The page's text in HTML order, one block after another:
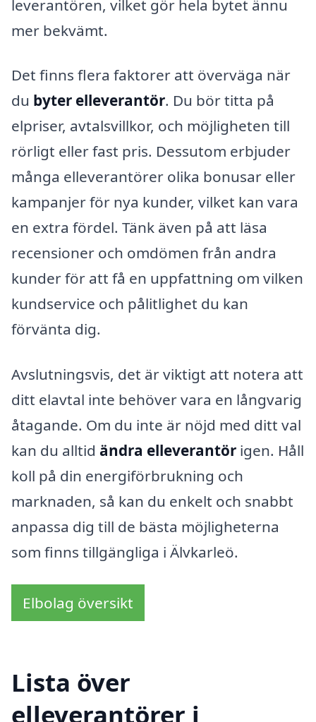
leverantören, vilket gör hela bytet ännu
mer bekvämt.
Det finns flera faktorer att överväga när
du byter elleverantör. Du bör titta på
elpriser, avtalsvillkor, och möjligheten till
rörligt eller fast pris. Dessutom erbjuder
många elleverantörer olika bonusar eller
kampanjer för nya kunder, vilket kan vara
en extra fördel. Tänk även på att läsa
recensioner och omdömen från andra
kunder för att få en uppfattning om vilken
kundservice och pålitlighet du kan
förvänta dig.
Avslutningsvis, det är viktigt att notera att
ditt elavtal inte behöver vara en långvarig
åtagande. Om du inte är nöjd med ditt val
kan du alltid ändra elleverantör igen. Håll
koll på din energiförbrukning och
marknaden, så kan du enkelt och snabbt
anpassa dig till de bästa möjligheterna
som finns tillgängliga i Älvkarleö.
Elbolag översikt
Lista över
elleverantörer i